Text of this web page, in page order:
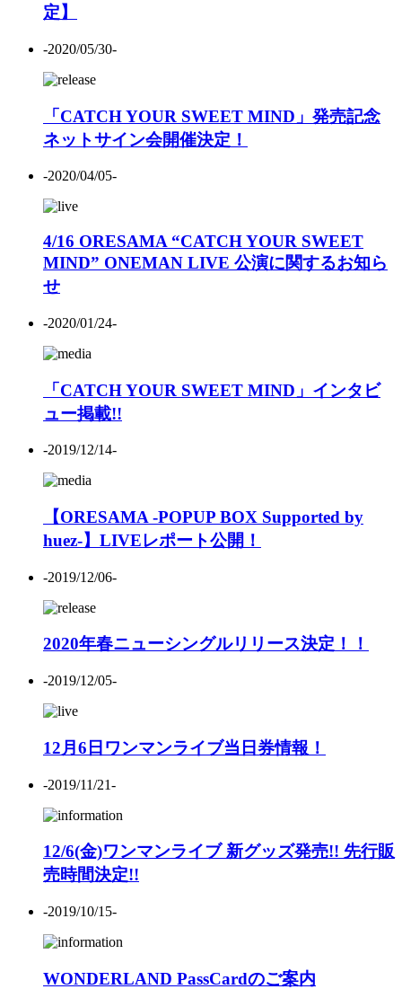
定】
-2020/05/30-
「CATCH YOUR SWEET MIND」発売記念
ネットサイン会開催決定！
-2020/04/05-
4/16 ORESAMA “CATCH YOUR SWEET
MIND” ONEMAN LIVE 公演に関するお知ら
せ
-2020/01/24-
「CATCH YOUR SWEET MIND」インタビ
ュー掲載!!
-2019/12/14-
【ORESAMA -POPUP BOX Supported by
huez-】LIVEレポート公開！
-2019/12/06-
2020年春ニューシングルリリース決定！！
-2019/12/05-
12月6日ワンマンライブ当日券情報！
-2019/11/21-
12/6(金)ワンマンライブ 新グッズ発売!! 先行販
売時間決定!!
-2019/10/15-
WONDERLAND PassCardのご案内